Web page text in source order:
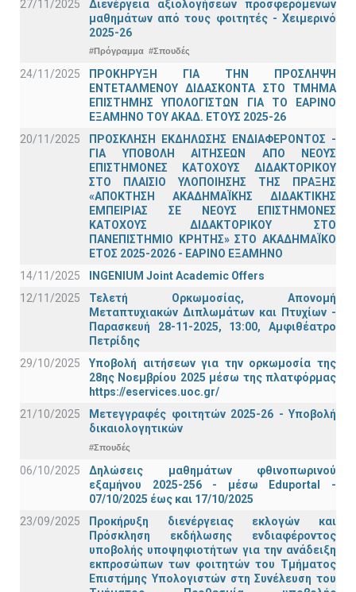
27/11/2025
Διενέργεια αξιολογήσεων προσφερόμενων
μαθημάτων από τους φοιτητές - Χειμερινό
2025-26
#Πρόγραμμα #Σπουδές
24/11/2025
ΠΡΟΚΗΡΥΞΗ ΓΙΑ ΤΗΝ ΠΡΟΣΛΗΨΗ
ΕΝΤΕΤΑΛΜΕΝΟΥ ΔΙΔΑΣΚΟΝΤΑ ΣΤΟ ΤΜΗΜΑ
ΕΠΙΣΤΗΜΗΣ ΥΠΟΛΟΓΙΣΤΩΝ ΓΙΑ ΤΟ ΕΑΡΙΝΟ
ΕΞΑΜΗΝΟ ΤΟΥ ΑΚΑΔ. ΕΤΟΥΣ 2025-26
20/11/2025
ΠΡΟΣΚΛΗΣΗ ΕΚΔΗΛΩΣΗΣ ΕΝΔΙΑΦΕΡΟΝΤΟΣ -
ΓΙΑ ΥΠΟΒΟΛΗ ΑΙΤΗΣΕΩΝ ΑΠΟ ΝΕΟΥΣ
ΕΠΙΣΤΗΜΟΝΕΣ ΚΑΤΟΧΟΥΣ ΔΙΔΑΚΤΟΡΙΚΟΥ
ΣΤΟ ΠΛΑΙΣΙΟ ΥΛΟΠΟΙΗΣΗΣ ΤΗΣ ΠΡΑΞΗΣ
«ΑΠΟΚΤΗΣΗ ΑΚΑΔΗΜΑΪΚΗΣ ΔΙΔΑΚΤΙΚΗΣ
ΕΜΠΕΙΡΙΑΣ ΣΕ ΝΕΟΥΣ ΕΠΙΣΤΗΜΟΝΕΣ
ΚΑΤΟΧΟΥΣ ΔΙΔΑΚΤΟΡΙΚΟΥ ΣΤΟ
ΠΑΝΕΠΙΣΤΗΜΙΟ ΚΡΗΤΗΣ» ΣΤΟ ΑΚΑΔΗΜΑΪΚΟ
ΕΤΟΣ 2025-2026 - ΕΑΡΙΝΟ ΕΞΑΜΗΝΟ
14/11/2025
INGENIUM Joint Academic Offers
12/11/2025
Τελετή Ορκωμοσίας, Απονομή
Μεταπτυχιακών Διπλωμάτων και Πτυχίων -
Παρασκευή 28-11-2025, 13:00, Αμφιθέατρο
Πετρίδης
29/10/2025
Υποβολή αιτήσεων για την ορκωμοσία της
28ης Νοεμβρίου 2025 μέσω της πλατφόρμας
https://eservices.uoc.gr/
21/10/2025
Μετεγγραφές φοιτητών 2025-26 - Υποβολή
δικαιολογητικών
#Σπουδές
06/10/2025
Δηλώσεις μαθημάτων φθινοπωρινού
εξαμήνου 2025-256 - μέσω Εduportal -
07/10/2025 έως και 17/10/2025
23/09/2025
Προκήρυξη διενέργειας εκλογών και
Πρόσκληση εκδήλωσης ενδιαφέροντος
υποβολής υποψηφιοτήτων για την ανάδειξη
εκπροσώπων των φοιτητών του Τμήματος
Επιστήμης Υπολογιστών στη Συνέλευση του